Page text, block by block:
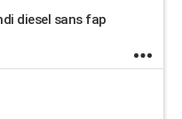
diesel sans fap